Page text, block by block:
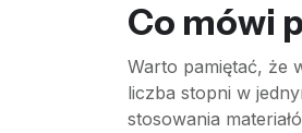
Co mówi
Warto pamiętać, że
liczba stopni w
stosowania